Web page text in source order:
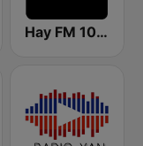
Hay FM 105.5